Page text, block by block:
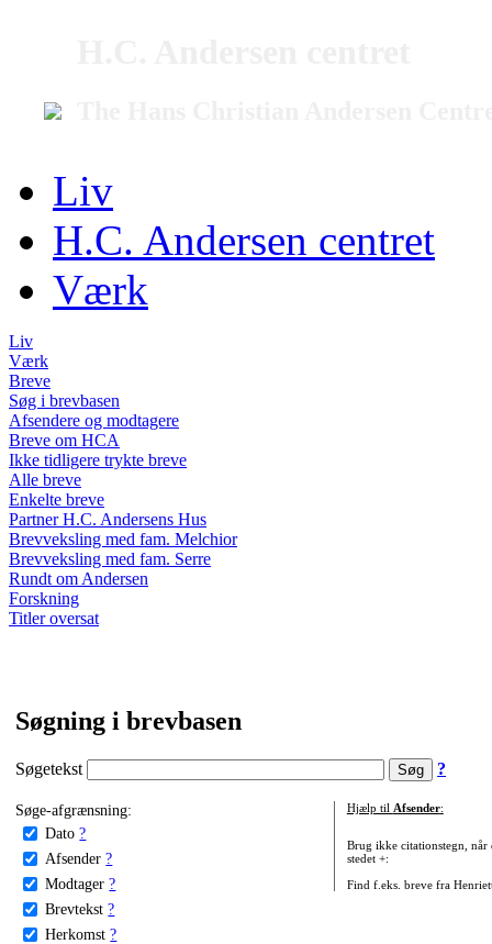
Liv
H.C. Andersen centret
Værk
Liv
Værk
Breve
Søg i brevbasen
Afsendere og modtagere
Breve om HCA
Ikke tidligere trykte breve
Alle breve
Enkelte breve
Partner H.C. Andersens Hus
Brevveksling med fam. Melchior
Brevveksling med fam. Serre
Rundt om Andersen
Forskning
Titler oversat
Søgning i brevbasen
Søgetekst ?
Søge-afgrænsning:
Dato ?
Afsender ?
Modtager ?
Brevtekst ?
Herkomst ?
Hjælp til Afsender:
Brug ikke citationstegn, når
stedet +:
Find f.eks. breve fra